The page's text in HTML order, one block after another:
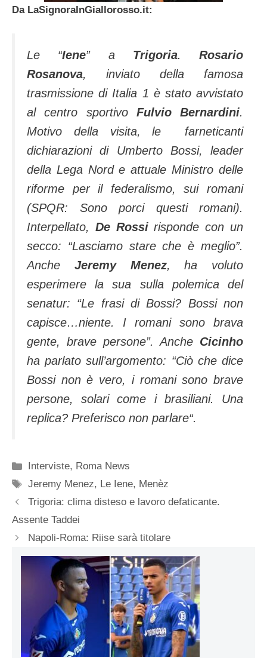
Da LaSignoraInGiallorosso.it:
Le “Iene” a Trigoria. Rosario
Rosanova, inviato della famosa
trasmissione di Italia 1 è stato avvistato
al centro sportivo Fulvio Bernardini.
Motivo della visita, le farneticanti
dichiarazioni di Umberto Bossi, leader
della Lega Nord e attuale Ministro delle
riforme per il federalismo, sui romani
(SPQR: Sono porci questi romani).
Interpellato, De Rossirisponde con un
secco: “Lasciamo stare che è meglio”.
Anche Jeremy Menez, ha voluto
esperimere la sua sulla polemica del
senatur: “Le frasi di Bossi? Bossi non
capisce…niente. I romani sono brava
gente, brave persone”. Anche Cicinho
ha parlato sull’argomento: “Ciò che dice
Bossi non è vero, i romani sono brave
persone, solari come i brasiliani. Una
replica? Preferisco non parlare“.
Categorie
Interviste, Roma News
Tag
Jeremy Menez, Le Iene, Menèz
Trigoria: clima disteso e lavoro defaticante.
Assente Taddei
Napoli-Roma: Riise sarà titolare